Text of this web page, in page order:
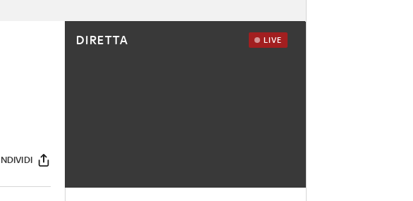
DIRETTA LIVE